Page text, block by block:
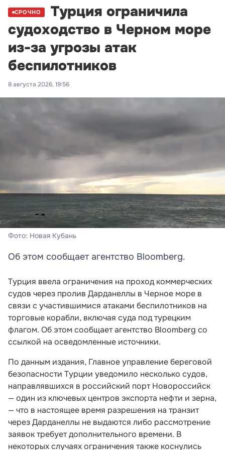
СРОЧНО
Турция ограничила
судоходство в Черном море
из-за угрозы атак
беспилотников
8 августа 2026, 19:56
Фото: Новая Кубань
Об этом сообщает агентство Bloomberg.
Турция ввела ограничения на проход коммерческих
судов через пролив Дарданеллы в Черное море в
связи с участившимися атаками беспилотников на
торговые корабли, включая суда под турецким
флагом. Об этом сообщает агентство Bloomberg со
ссылкой на осведомленные источники.
По данным издания, Главное управление береговой
безопасности Турции уведомило несколько судов,
направлявшихся в российский порт Новороссийск
— один из ключевых центров экспорта нефти и зерна,
— что в настоящее время разрешения на транзит
через Дарданеллы не выдаются либо рассмотрение
заявок требует дополнительного времени. В
некоторых случаях ограничения также коснулись